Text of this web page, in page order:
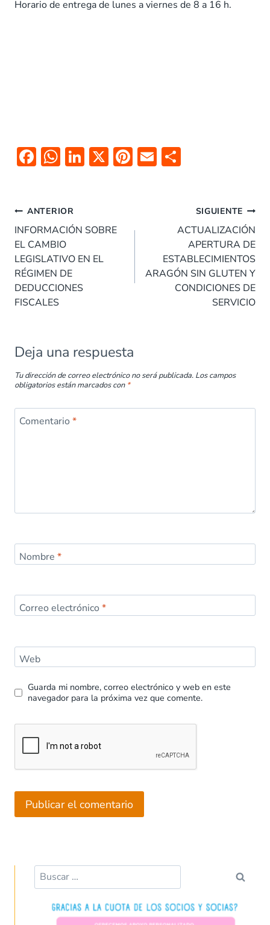
Horario de entrega de lunes a viernes de 8 a 16 h.
F
b
o
o
k
W
s
A
p
p
Li
dI
n
X Pi
t
E
ar
tir
Navegación
de
entradas
ANTERIOR
INFORMACIÓN SOBRE
EL CAMBIO
LEGISLATIVO EN EL
RÉGIMEN DE
DEDUCCIONES
FISCALES
SIGUIENTE
ACTUALIZACIÓN
APERTURA DE
ESTABLECIMIENTOS
ARAGÓN SIN GLUTEN Y
CONDICIONES DE
SERVICIO
Deja una respuesta
Tu dirección de correo electrónico no será publicada. Los campos
obligatorios están marcados con *
Comentario *
Nombre *
Correo electrónico *
Web
Guarda mi nombre, correo electrónico y web en este
navegador para la próxima vez que comente.
Buscar: